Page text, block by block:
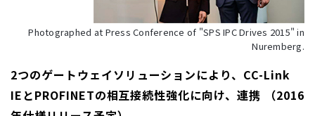
Photographed at Press Conference of "SPS IPC Drives 2015" in
Nuremberg.
2つのゲートウェイソリューションにより、CC-Link
IEとPROFINETの相互接続性強化に向け、連携 （2016